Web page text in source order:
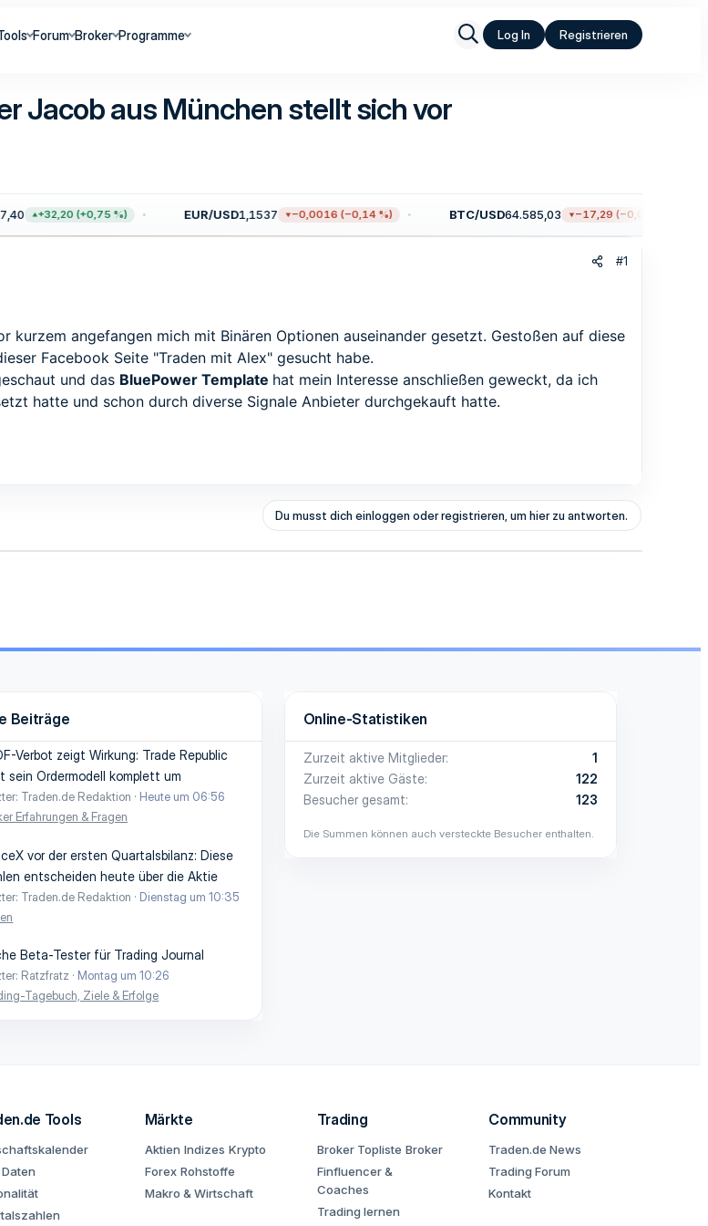
Forum Broker Programme Log In Registrieren
Jacob aus München stellt sich vor
+32,20 (+0,75 %) EUR/USD1,1537 −0,0016 (−0,14 %) BTC/USD64.585,03 −17,29 (−0,03 %)
#1
kurzem angefangen mich mit Binären Optionen auseinander gesetzt. Gestoßen auf diese
Facebook Seite "Traden mit Alex" gesucht habe.
und das BluePower Template hat mein Interesse anschließen geweckt, da ich
hatte und schon durch diverse Signale Anbieter durchgekauft hatte.
Du musst dich einloggen oder registrieren, um hier zu antworten.
Beiträge
Verbot zeigt Wirkung: Trade Republic
sein Ordermodell komplett um
Traden.de Redaktion
Heute um 06:56
Erfahrungen & Fragen
vor der ersten Quartalsbilanz: Diese
entscheiden heute über die Aktie
Traden.de Redaktion
Dienstag um 10:35
Beta-Tester für Trading Journal
Ratzfratz
Montag um 10:26
Tagebuch, Ziele & Erfolge
Online-Statistiken
Zurzeit aktive Mitglieder
1
Zurzeit aktive Gäste
122
Besucher gesamt
123
Die Summen können auch versteckte Besucher enthalten.
Tools Märkte
Aktien Indizes Krypto
Forex Rohstoffe
Makro & Wirtschaft
Trading
Broker Topliste Broker
Finfluencer &
Coaches
Trading lernen
Community
Traden.de News
Trading Forum
Kontakt